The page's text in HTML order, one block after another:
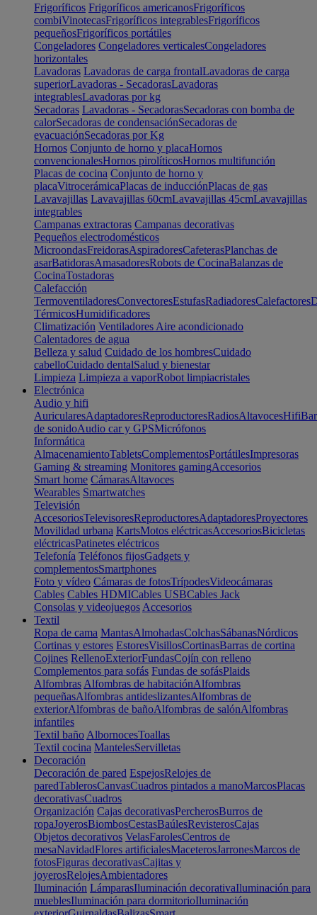
Frigoríficos Frigoríficos americanosFrigoríficos
combiVinotecasFrigoríficos integrablesFrigoríficos
pequeñosFrigoríficos portátiles
Congeladores Congeladores verticalesCongeladores
horizontales
Lavadoras Lavadoras de carga frontalLavadoras de carga
superiorLavadoras - SecadorasLavadoras
integrablesLavadoras por kg
Secadoras Lavadoras - SecadorasSecadoras con bomba de
calorSecadoras de condensaciónSecadoras de
evacuaciónSecadoras por Kg
Hornos Conjunto de horno y placaHornos
convencionalesHornos pirolíticosHornos multifunción
Placas de cocina Conjunto de horno y
placaVitrocerámicaPlacas de inducciónPlacas de gas
Lavavajillas Lavavajillas 60cmLavavajillas 45cmLavavajillas
integrables
Campanas extractoras Campanas decorativas
Pequeños electrodomésticos
MicroondasFreidorasAspiradoresCafeterasPlanchas de
asarBatidorasAmasadoresRobots de CocinaBalanzas de
CocinaTostadoras
Calefacción
TermoventiladoresConvectoresEstufasRadiadoresCalefactores
TérmicosHumidificadores
Climatización Ventiladores Aire acondicionado
Calentadores de agua
Belleza y salud Cuidado de los hombresCuidado
cabelloCuidado dentalSalud y bienestar
Limpieza Limpieza a vaporRobot limpiacristales
Electrónica
Audio y hifi
AuricularesAdaptadoresReproductoresRadiosAltavocesHifi
de sonidoAudio car y GPSMicrófonos
Informática
AlmacenamientoTabletsComplementosPortátilesImpresoras
Gaming & streaming Monitores gamingAccesorios
Smart home CámarasAltavoces
Wearables Smartwatches
Televisión
AccesoriosTelevisoresReproductoresAdaptadoresProyectores
Movilidad urbana KartsMotos eléctricasAccesoriosBicicletas
eléctricasPatinetes eléctricos
Telefonía Teléfonos fijosGadgets y
complementosSmartphones
Foto y vídeo Cámaras de fotosTrípodesVideocámaras
Cables Cables HDMICables USBCables Jack
Consolas y videojuegos Accesorios
Textil
Ropa de cama MantasAlmohadasColchasSábanasNórdicos
Cortinas y estores EstoresVisillosCortinasBarras de cortina
Cojines RellenoExteriorFundasCojín con relleno
Complementos para sofás Fundas de sofásPlaids
Alfombras Alfombras de habitaciónAlfombras
pequeñasAlfombras antideslizantesAlfombras de
exteriorAlfombras de bañoAlfombras de salónAlfombras
infantiles
Textil baño AlbornocesToallas
Textil cocina MantelesServilletas
Decoración
Decoración de pared EspejosRelojes de
paredTablerosCanvasCuadros pintados a manoMarcosPlacas
decorativasCuadros
Organización Cajas decorativasPercherosBurros de
ropaJoyerosBiombosCestasBaúlesRevisterosCajas
Objetos decorativos VelasFarolesCentros de
mesaNavidadFlores artificialesMaceterosJarronesMarcos de
fotosFiguras decorativasCajitas y
joyerosRelojesAmbientadores
Iluminación LámparasIluminación decorativaIluminación para
mueblesIluminación para dormitorioIluminación